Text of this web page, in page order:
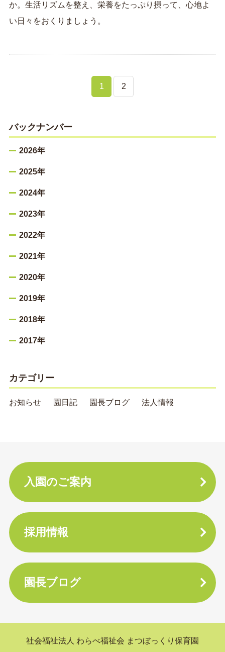
か。生活リズムを整え、栄養をたっぷり摂って、心地よ
い日々をおくりましょう。
1 2
バックナンバー
2026年
2025年
2024年
2023年
2022年
2021年
2020年
2019年
2018年
2017年
カテゴリー
お知らせ 園日記 園長ブログ 法人情報
入園のご案内
採用情報
園長ブログ
社会福祉法人 わらべ福祉会 まつぼっくり保育園